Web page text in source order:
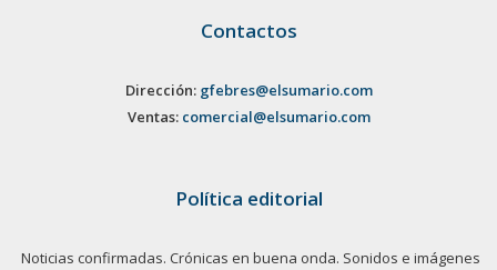
Contactos
Dirección: gfebres@elsumario.com
Ventas: comercial@elsumario.com
Política editorial
Noticias confirmadas. Crónicas en buena onda. Sonidos e imágenes